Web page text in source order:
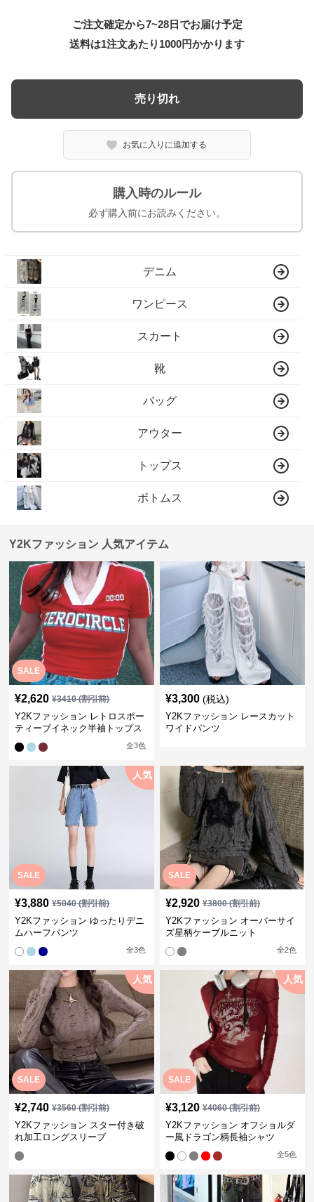
ご注文確定から7~28日でお届け予定
送料は1注文あたり 1000円かかります
売り切れ
お気に入りに追加する
購入時のルール
必ず購入前にお読みください。
デニム
ワンピース
スカート
靴
バッグ
アウター
トップス
ボトムス
Y2Kファッション 人気アイテム
SALE
¥2,620 ¥3410(割引前)
Y2Kファッション レトロスポー
ティーブイネック半袖トップス
全3色
¥3,300 (税込)
Y2Kファッション レースカット
ワイドパンツ
SALE
人気
¥3,880 ¥5040(割引前)
Y2Kファッション ゆったりデニ
ムハーフパンツ
全3色
SALE
¥2,920 ¥3800(割引前)
Y2Kファッション オーバーサイ
ズ星柄ケーブルニット
全2色
SALE
人気
¥2,740 ¥3560(割引前)
Y2Kファッション スター付き破
れ加工ロングスリーブ
SALE
人気
¥3,120 ¥4060(割引前)
Y2Kファッション オフショルダ
ー風ドラゴン柄長袖シャツ
全5色